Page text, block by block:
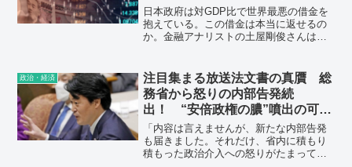
い末路
日本政府は対GDP比で世界最悪の借金を
抱えている。この借金は本当に返せるの
か。金融アナリストの土屋剛俊さんは
を紙くずに変えたことがある。そして現
在の日本の借金は、当時よりも多くなっ
ている」という。
政治・経済
注目集まる放送法文書の真贋 総
務省から怒りの内部告発続
出！ “安倍政権の膿”噴出の可能
性
「内容は言えませんが、新たな内部告発
も届きました。それだけ、省内に積もり
積もった政治介入への怒りがたまってい